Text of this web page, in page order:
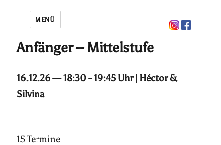
MENÜ
Anfänger – Mittelstufe
16.12.26 — 18:30 - 19:45 Uhr | Héctor &
Silvina
15 Termine